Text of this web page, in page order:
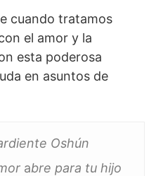
cuando tratamos
el amor y la
esta poderosa
en asuntos de
Oshún
abre para tu hijo